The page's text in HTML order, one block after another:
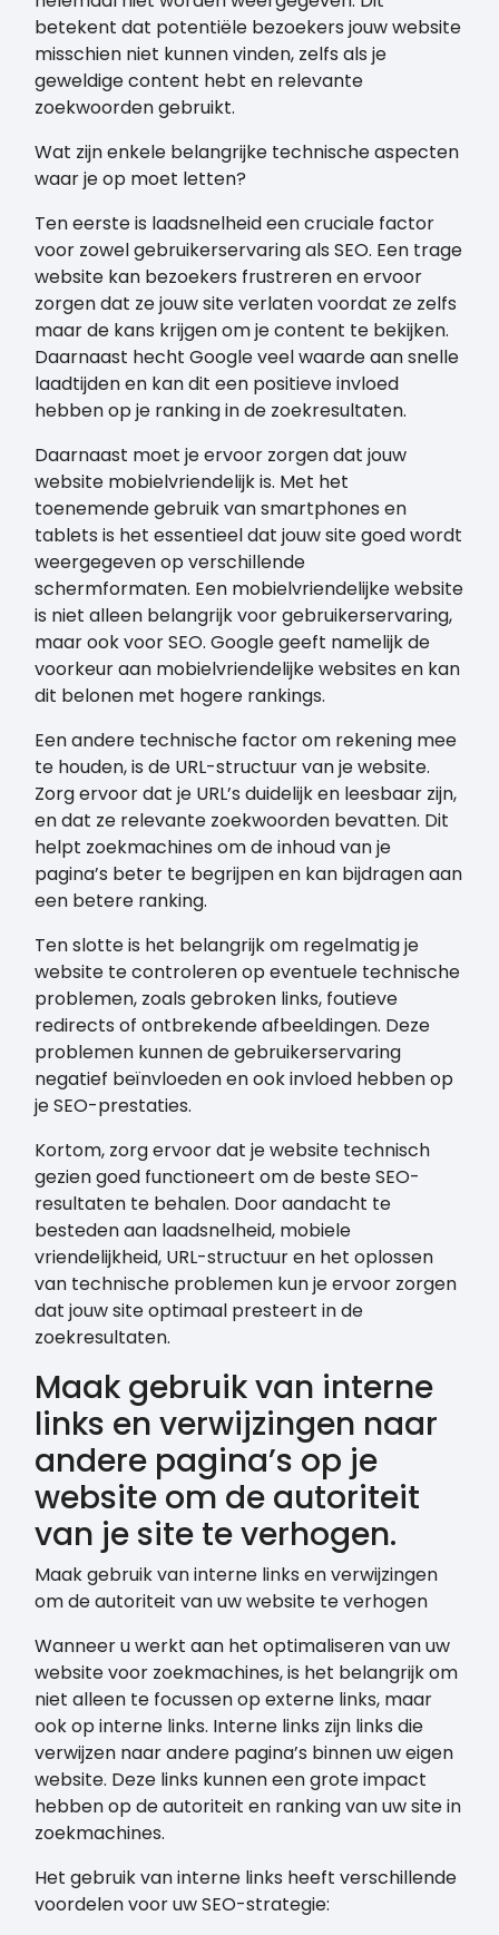
betekent dat potentiële bezoekers jouw website
misschien niet kunnen vinden, zelfs als je
geweldige content hebt en relevante
zoekwoorden gebruikt.
Wat zijn enkele belangrijke technische aspecten
waar je op moet letten?
Ten eerste is laadsnelheid een cruciale factor
voor zowel gebruikerservaring als SEO. Een trage
website kan bezoekers frustreren en ervoor
zorgen dat ze jouw site verlaten voordat ze zelfs
maar de kans krijgen om je content te bekijken.
Daarnaast hecht Google veel waarde aan snelle
laadtijden en kan dit een positieve invloed
hebben op je ranking in de zoekresultaten.
Daarnaast moet je ervoor zorgen dat jouw
website mobielvriendelijk is. Met het
toenemende gebruik van smartphones en
tablets is het essentieel dat jouw site goed wordt
weergegeven op verschillende
schermformaten. Een mobielvriendelijke website
is niet alleen belangrijk voor gebruikerservaring,
maar ook voor SEO. Google geeft namelijk de
voorkeur aan mobielvriendelijke websites en kan
dit belonen met hogere rankings.
Een andere technische factor om rekening mee
te houden, is de URL-structuur van je website.
Zorg ervoor dat je URL’s duidelijk en leesbaar zijn,
en dat ze relevante zoekwoorden bevatten. Dit
helpt zoekmachines om de inhoud van je
pagina’s beter te begrijpen en kan bijdragen aan
een betere ranking.
Ten slotte is het belangrijk om regelmatig je
website te controleren op eventuele technische
problemen, zoals gebroken links, foutieve
redirects of ontbrekende afbeeldingen. Deze
problemen kunnen de gebruikerservaring
negatief beïnvloeden en ook invloed hebben op
je SEO-prestaties.
Kortom, zorg ervoor dat je website technisch
gezien goed functioneert om de beste SEO-
resultaten te behalen. Door aandacht te
besteden aan laadsnelheid, mobiele
vriendelijkheid, URL-structuur en het oplossen
van technische problemen kun je ervoor zorgen
dat jouw site optimaal presteert in de
zoekresultaten.
Maak gebruik van interne
links en verwijzingen naar
andere pagina’s op je
website om de autoriteit
van je site te verhogen.
Maak gebruik van interne links en verwijzingen
om de autoriteit van uw website te verhogen
Wanneer u werkt aan het optimaliseren van uw
website voor zoekmachines, is het belangrijk om
niet alleen te focussen op externe links, maar
ook op interne links. Interne links zijn links die
verwijzen naar andere pagina’s binnen uw eigen
website. Deze links kunnen een grote impact
hebben op de autoriteit en ranking van uw site in
zoekmachines.
Het gebruik van interne links heeft verschillende
voordelen voor uw SEO-strategie: